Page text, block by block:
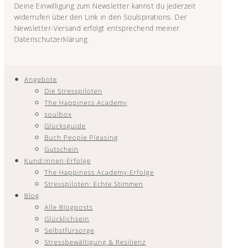
Deine Einwilligung zum Newsletter kannst du jederzeit
widerrufen über den Link in den Soulspirations. Der
Newsletter-Versand erfolgt entsprechend meiner
Datenschutzerklärung.
Angebote
Die Stresspiloten
The Happiness Academy
soulbox
Glücksguide
Buch People Pleasing
Gutschein
Kund:innen-Erfolge
The Happiness Academy-Erfolge
Stresspiloten: Echte Stimmen
Blog
Alle Blogposts
Glücklichsein
Selbstfürsorge
Stressbewältigung & Resilienz